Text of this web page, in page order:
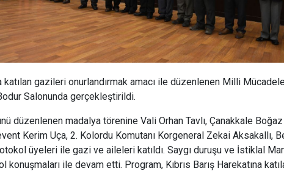
katılan gazileri onurlandırmak amacı ile düzenlenen Milli
Salonunda gerçekleştirildi.
düzenlenen madalya törenine Vali Orhan Tavlı, Çanakkale
Kerim Uça, 2. Kolordu Komutanı Korgeneral Zekai Aksakallı,
üyeleri ile gazi ve aileleri katıldı. Saygı duruşu ve İstiklal
konuşmaları ile devam etti. Program, Kıbrıs Barış Harekatına